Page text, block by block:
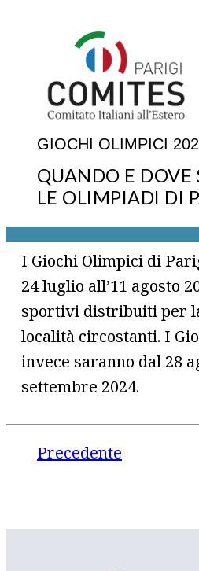
GIOCHI OLIMPICI
QUANDO E DOVE
LE OLIMPIADI DI
I Giochi Olimpici di
24 luglio all’11 agosto
sportivi distribuiti per
località circostanti. I
invece saranno dal 28
settembre 2024.
Precedente